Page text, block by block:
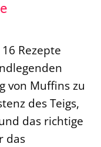
Rezepte
von Muffins zu
des Teigs,
das richtige
das